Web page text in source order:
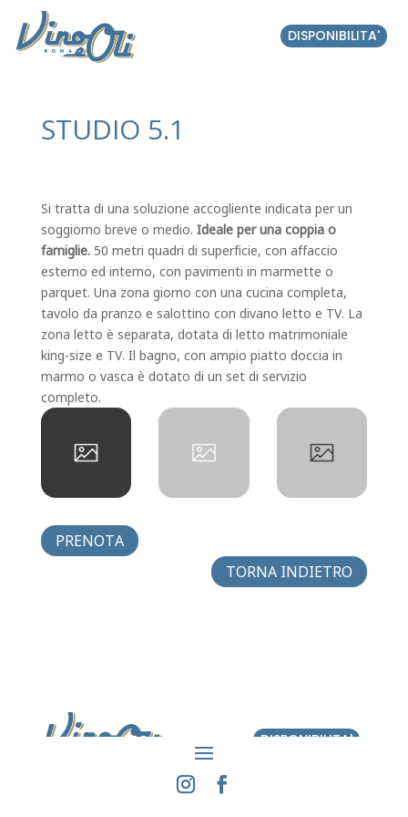
DISPONIBILITA'
STUDIO 5.1
Si tratta di una soluzione accogliente indicata per un
soggiorno breve o medio. Ideale per una coppia o
famiglie.50 metri quadri di superficie, con affaccio
esterno ed interno, con pavimenti in marmette o
parquet. Una zona giorno con una cucina completa,
tavolo da pranzo e salottino con divano letto e TV. La
zona letto è separata, dotata di letto matrimoniale
king-size e TV. Il bagno, con ampio piatto doccia in
marmo o vasca è dotato di un set di servizio
completo.
PRENOTA
TORNA INDIETRO
DISPONIBILITA'